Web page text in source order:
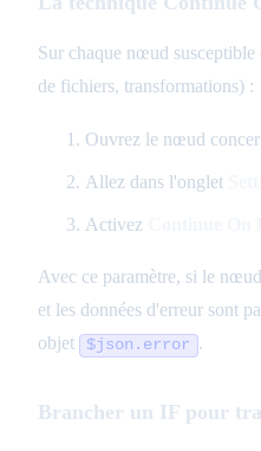
Sur chaque nœud
de fichiers, transformations) :
Ouvrez le nœud
Allez dans l'onglet
Activez
Avec ce paramètre, si le
et les données d'erreur sont
objet
$json.error .
Brancher un IF pour